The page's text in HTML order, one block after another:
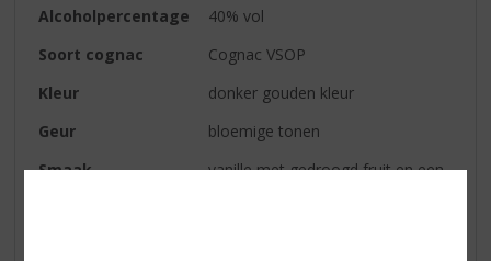
Alcoholpercentage
40% vol
Soort cognac
Cognac VSOP
Kleur
donker gouden kleur
Geur
bloemige tonen
Smaak
vanille met gedroogd fruit en een